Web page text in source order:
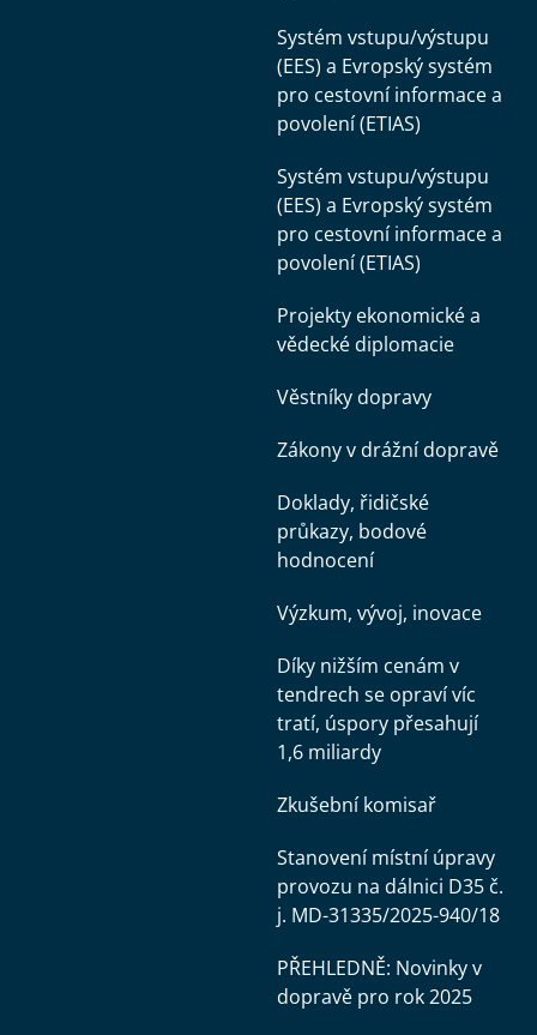
Systém vstupu/výstupu
(EES) a Evropský systém
pro cestovní informace a
povolení (ETIAS)
Systém vstupu/výstupu
(EES) a Evropský systém
pro cestovní informace a
povolení (ETIAS)
Projekty ekonomické a
vědecké diplomacie
Věstníky dopravy
Zákony v drážní dopravě
Doklady, řidičské
průkazy, bodové
hodnocení
Výzkum, vývoj, inovace
Díky nižším cenám v
tendrech se opraví víc
tratí, úspory přesahují
1,6 miliardy
Zkušební komisař
Stanovení místní úpravy
provozu na dálnici D35 č.
j. MD-31335/2025-940/18
PŘEHLEDNĚ: Novinky v
dopravě pro rok 2025